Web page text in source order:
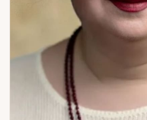
лучшей версии себя.